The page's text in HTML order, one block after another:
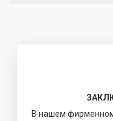
В нашем